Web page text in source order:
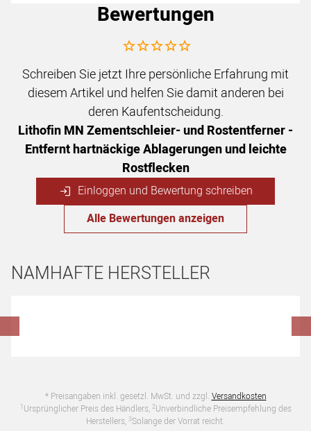
Bewertungen
Noch keine Bewertungen abgegeben
Schreiben Sie jetzt Ihre persönliche Erfahrung mit
diesem Artikel und helfen Sie damit anderen bei
deren Kaufentscheidung.
Lithofin MN Zementschleier- und Rostentferner -
Entfernt hartnäckige Ablagerungen und leichte
Rostflecken
Einloggen und Bewertung schreiben
Alle Bewertungen anzeigen
NAMHAFTE HERSTELLER
* Preisangaben inkl. gesetzl. MwSt. und zzgl. Versandkosten
1 Ursprünglicher Preis des Händlers, 2Unverbindliche Preisempfehlung des
Herstellers, 3Solange der Vorrat reicht.